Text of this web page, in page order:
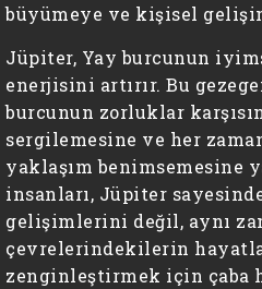
büyümeye ve kişisel
Jüpiter, Yay burcunun
enerjisini artırır. Bu
burcunun zorluklar
sergilemesine ve her
yaklaşım benimsemesine
insanları, Jüpiter
gelişimlerini değil, aynı
çevrelerindekilerin
zenginleştirmek için çaba